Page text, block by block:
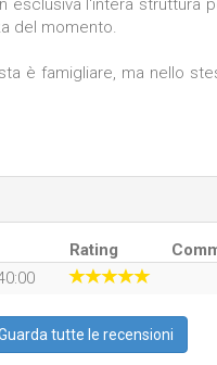
esclusiva l'intera struttura
del momento.
è famigliare, ma nello
Rating
tutte le recensioni